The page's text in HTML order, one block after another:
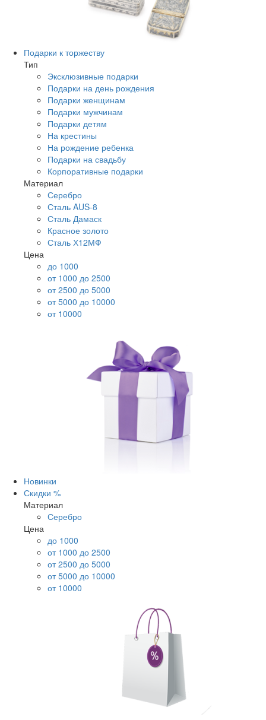
Подарки к торжеству
Тип
Эксклюзивные подарки
Подарки на день рождения
Подарки женщинам
Подарки мужчинам
Подарки детям
На крестины
На рождение ребенка
Подарки на свадьбу
Корпоративные подарки
Материал
Серебро
Сталь AUS-8
Сталь Дамаск
Красное золото
Сталь Х12МФ
Цена
до 1000
от 1000 до 2500
от 2500 до 5000
от 5000 до 10000
от 10000
Новинки
Скидки %
Материал
Серебро
Цена
до 1000
от 1000 до 2500
от 2500 до 5000
от 5000 до 10000
от 10000